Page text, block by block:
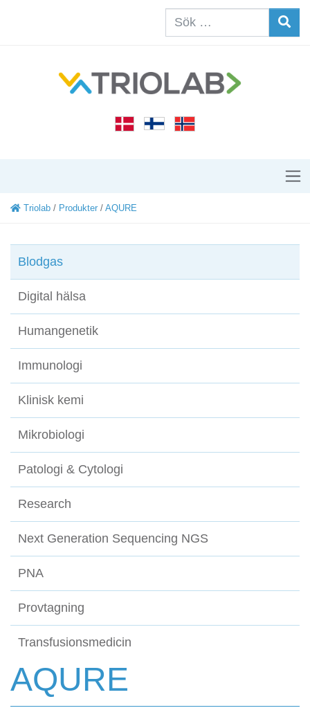
Triolab / Produkter / AQURE
Blodgas
Digital hälsa
Humangenetik
Immunologi
Klinisk kemi
Mikrobiologi
Patologi & Cytologi
Research
Next Generation Sequencing NGS
PNA
Provtagning
Transfusionsmedicin
AQURE